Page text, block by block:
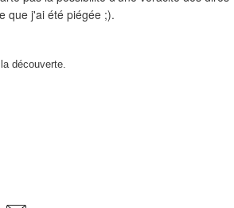
que j'ai été piégée ;).
découverte.